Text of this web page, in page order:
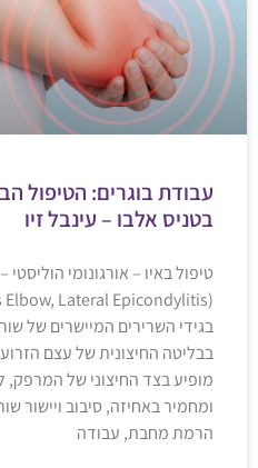
עבודת בוגרים: הטיפול
בטניס אלבו – עינבל זיו
טיפול באיו – אורגונומי
בגידי השרירים המיישרים של
מופיע בצד החיצוני של
ומחמיר באחיזה, סיבוב ויישור
הרמת מחבת, עבודה